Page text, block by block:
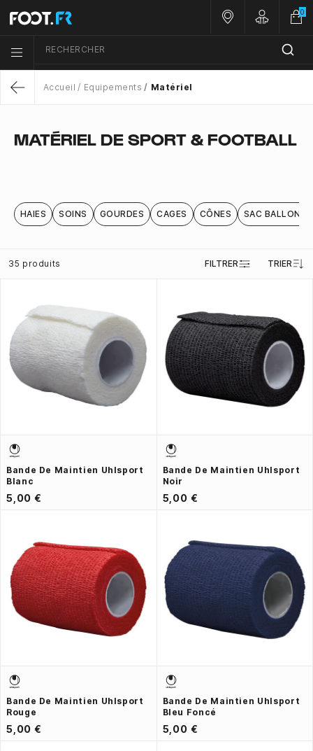
Menu list icon
RECHERCHER
Nos magasins
Customer
0
Accueil Equipements Matériel
MATÉRIEL DE SPORT & FOOTBALL
HAIES SOINS GOURDES CAGES CÔNES SAC BALLONS
35 produits FILTRER TRIER
Bande De Maintien Uhlsport
Blanc
5,00 €
Bande De Maintien Uhlsport
Noir
5,00 €
Bande De Maintien Uhlsport
Rouge
5,00 €
Bande De Maintien Uhlsport
Bleu Foncé
5,00 €